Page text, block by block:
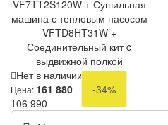
VF7TT2S120W + Сушильная
машина с тепловым насосом
VFTD8HT31W +
Соединительный кит c
выдвижной полкой
Нет в наличии
Цена: 161 880
-34%
106 990